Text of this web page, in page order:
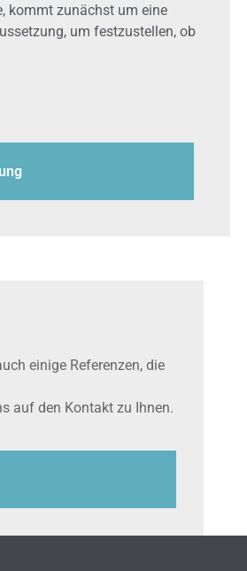
kommt zunächst um eine
um festzustellen, ob
einige Referenzen, die
auf den Kontakt zu Ihnen.